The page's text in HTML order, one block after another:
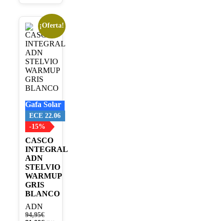
¡Oferta!
Gafa Solar
ECE 22.06
-15%
CASCO
INTEGRAL
ADN
STELVIO
WARMUP
GRIS
BLANCO
ADN
94,95€El
Este
producto
tiene
múltiples
variantes.
Las
opciones
se
elegir
en
página
de
producto